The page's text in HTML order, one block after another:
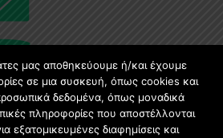
μας αποθηκεύουμε ή/και έχουμε
σε μια συσκευή, όπως cookies και
δεδομένα, όπως μοναδικά
πληροφορίες που αποστέλλονται
εξατομικευμένες διαφημίσεις και